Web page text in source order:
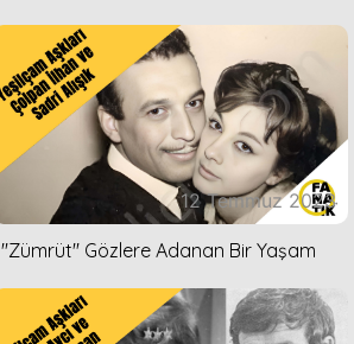
12 Temmuz 2023
''Zümrüt'' Gözlere Adanan Bir Yaşam